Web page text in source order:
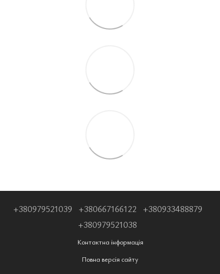
+380979521039 +380667166122
+380933488879
+380979521038
Контактна інформація
Повна версія сайту